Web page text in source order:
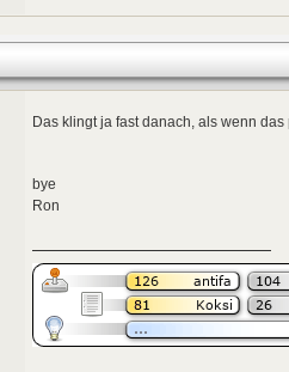
Das klingt ja fast danach, als wenn
bye
Ron